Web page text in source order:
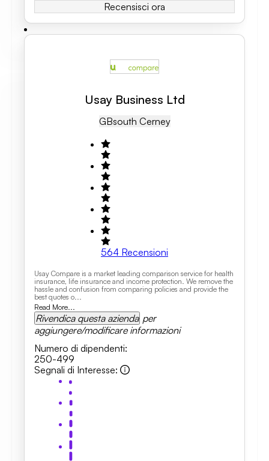
Recensisci ora
Usay Business Ltd
GBSouth Cerney
564 Recensioni
Usay Compare is a market leading comparison service for health
insurance, life insurance and income protection. We remove the
hassle and confusion from comparing policies and provide the
best quotes o...
Read More...
Rivendica questa azienda per
aggiungere/modificare informazioni
Numero di dipendenti:
250-499
Segnali di Interesse: